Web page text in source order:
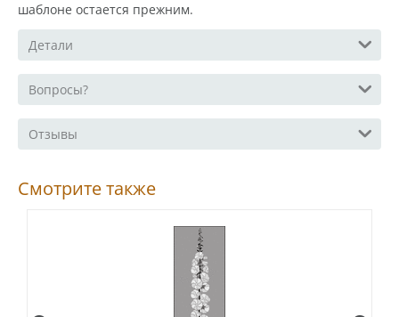
шаблоне остается прежним.
Детали
Вопросы?
Отзывы
Смотрите также